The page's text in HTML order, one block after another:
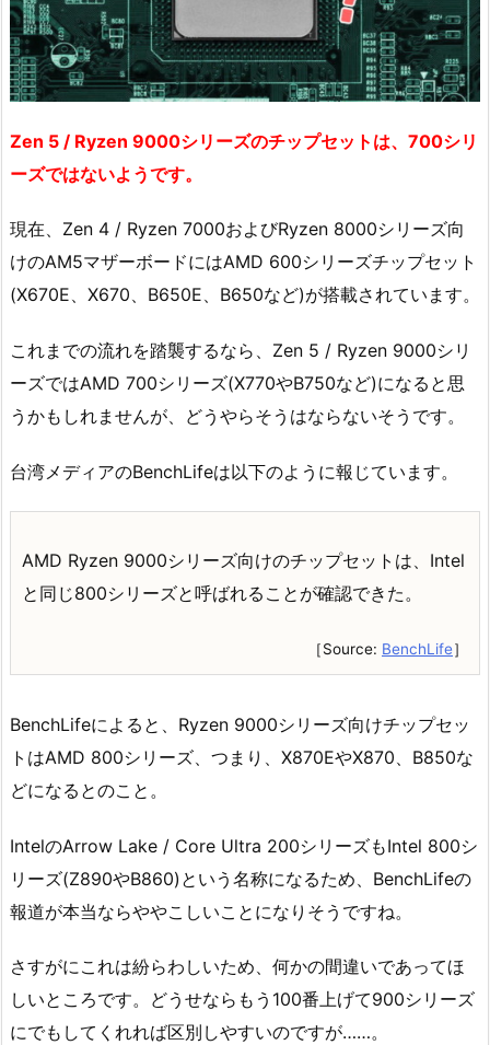
Zen 5 / Ryzen 9000シリーズのチップセットは、700シリ
ーズではないようです。
現在、Zen 4 / Ryzen 7000およびRyzen 8000シリーズ向
けのAM5マザーボードにはAMD 600シリーズチップセット
(X670E、X670、B650E、B650など)が搭載されています。
これまでの流れを踏襲するなら、Zen 5 / Ryzen 9000シリ
ーズではAMD 700シリーズ(X770やB750など)になると思
うかもしれませんが、どうやらそうはならないそうです。
台湾メディアのBenchLifeは以下のように報じています。
AMD Ryzen 9000シリーズ向けのチップセットは、Intel
と同じ800シリーズと呼ばれることが確認できた。
［Source: BenchLife］
BenchLifeによると、Ryzen 9000シリーズ向けチップセッ
トはAMD 800シリーズ、つまり、X870EやX870、B850な
どになるとのこと。
IntelのArrow Lake / Core Ultra 200シリーズもIntel 800シ
リーズ(Z890やB860)という名称になるため、BenchLifeの
報道が本当ならややこしいことになりそうですね。
さすがにこれは紛らわしいため、何かの間違いであってほ
しいところです。どうせならもう100番上げて900シリーズ
にでもしてくれれば区別しやすいのですが……。